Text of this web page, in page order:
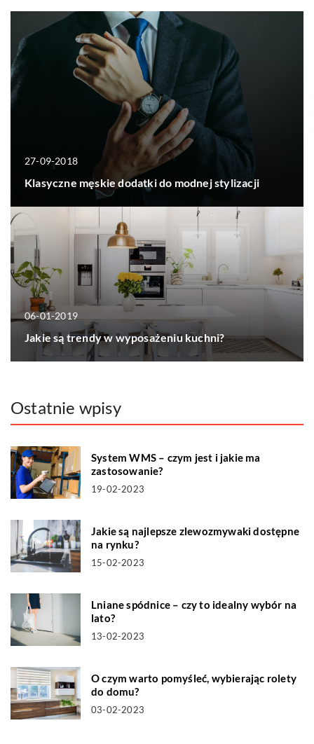
27-09-2018
Klasyczne męskie dodatki do modnej stylizacji
06-01-2019
Jakie są trendy w wyposażeniu kuchni?
Ostatnie wpisy
System WMS – czym jest i jakie ma
zastosowanie?
19-02-2023
Jakie są najlepsze zlewozmywaki dostępne
na rynku?
15-02-2023
Lniane spódnice – czy to idealny wybór na
lato?
13-02-2023
O czym warto pomyśleć, wybierając rolety
do domu?
03-02-2023